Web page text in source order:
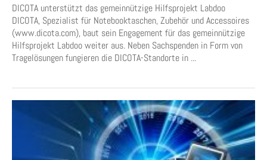
DICOTA unterstützt das gemeinnützige Hilfsprojekt Labdoo
DICOTA, Spezialist für Notebooktaschen, Zubehör und Accessoires
(www.dicota.com), baut sein Engagement für das gemeinnützige
Hilfsprojekt Labdoo weiter aus. Neben Sachspenden in Form von
Tragelösungen fungieren die DICOTA-Standorte in ...